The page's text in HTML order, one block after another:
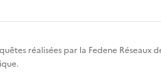
réalisées par la Fedene